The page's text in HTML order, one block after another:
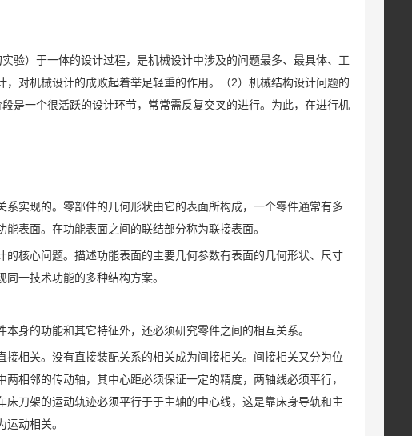
验）于一体的设计过程，是机械设计中涉及的问题最多、最具体、工
对机械设计的成败起着举足轻重的作用。（2）机械结构设计问题的
是一个很活跃的设计环节，常常需反复交叉的进行。为此，在进行机
实现的。零部件的几何形状由它的表面所构成，一个零件通常有多
表面。在功能表面之间的联结部分称为联接表面。
核心问题。描述功能表面的主要几何参数有表面的几何形状、尺寸
一技术功能的多种结构方案。
身的功能和其它特征外，还必须研究零件之间的相互关系。
相关。没有直接装配关系的相关成为间接相关。间接相关又分为位
相邻的传动轴，其中心距必须保证一定的精度，两轴线必须平行，
刀架的运动轨迹必须平行于于主轴的中心线，这是靠床身导轨和主
动相关。